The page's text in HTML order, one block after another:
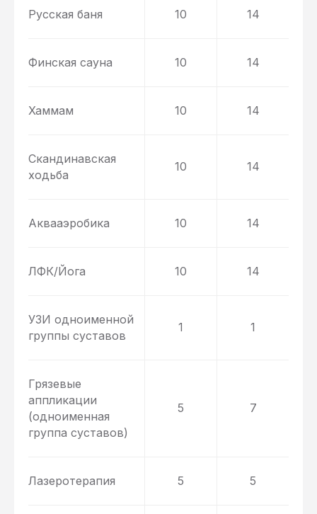
Русская баня 10 14
Финская сауна 10 14
Хаммам 10 14
Скандинавская
ходьба
10 14
Аквааэробика 10 14
ЛФК/Йога 10 14
УЗИ одноименной
группы суставов
1 1
Грязевые
аппликации
(одноименная
группа суставов)
5 7
Лазеротерапия 5 5